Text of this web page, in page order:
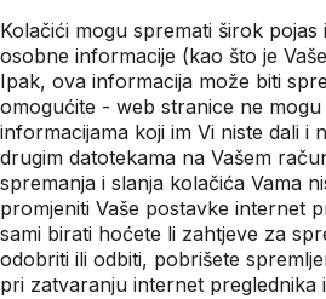
Kolačići mogu spremati širok
osobne informacije (kao što je
Ipak, ova informacija može biti
omogućite - web stranice ne
informacijama koji im Vi niste dali i
drugim datotekama na Vašem
spremanja i slanja kolačića Vama
promjeniti Vaše postavke internet
sami birati hoćete li zahtjeve za
odobriti ili odbiti, pobrišete
pri zatvaranju internet preglednika